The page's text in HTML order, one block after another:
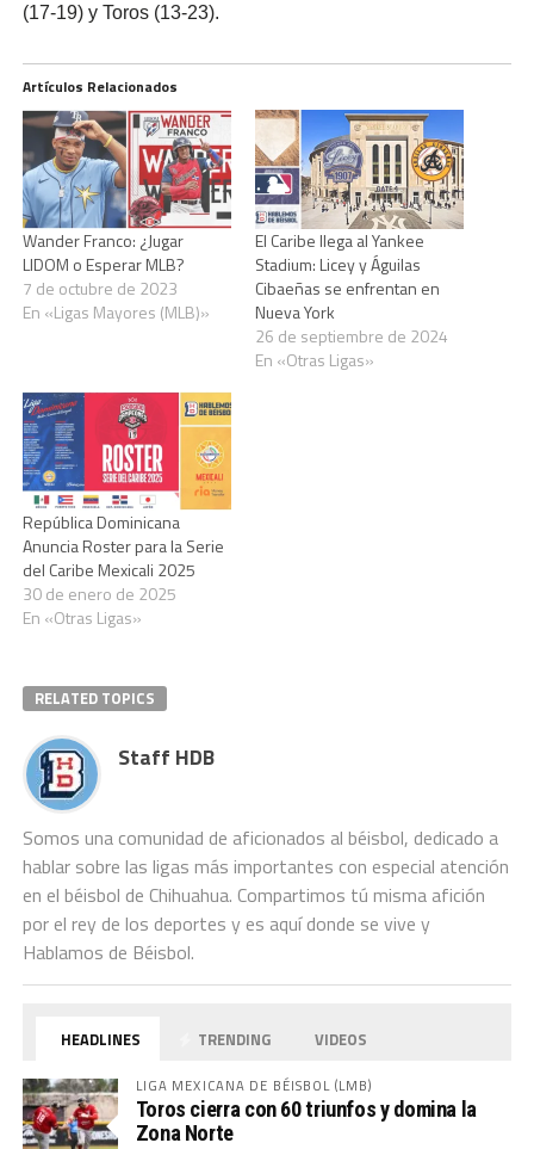
(17-19) y Toros (13-23).
Artículos Relacionados
Wander Franco: ¿Jugar
LIDOM o Esperar MLB?
7 de octubre de 2023
En «Ligas Mayores (MLB)»
El Caribe llega al Yankee
Stadium: Licey y Águilas
Cibaeñas se enfrentan en
Nueva York
26 de septiembre de 2024
En «Otras Ligas»
República Dominicana
Anuncia Roster para la Serie
del Caribe Mexicali 2025
30 de enero de 2025
En «Otras Ligas»
RELATED TOPICS
Staff HDB
Somos una comunidad de aficionados al béisbol, dedicado a
hablar sobre las ligas más importantes con especial atención
en el béisbol de Chihuahua. Compartimos tú misma afición
por el rey de los deportes y es aquí donde se vive y
Hablamos de Béisbol.
HEADLINES TRENDING VIDEOS
LIGA MEXICANA DE BÉISBOL (LMB)
Toros cierra con 60 triunfos y domina la
Zona Norte